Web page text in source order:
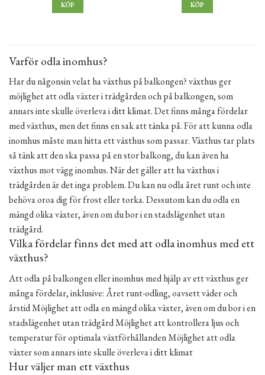
KÖP KÖP
Varför odla inomhus?
Har du någonsin velat ha växthus på balkongen? växthus ger
möjlighet att odla växter i trädgården och på balkongen, som
annars inte skulle överleva i ditt klimat. Det finns många fördelar
med växthus, men det finns en sak att tänka på. För att kunna odla
inomhus måste man hitta ett växthus som passar. Växthus tar plats
så tänk att den ska passa på en stor balkong, du kan även ha
växthus mot vägg inomhus. När det gäller att ha växthus i
trädgården är det inga problem. Du kan nu odla året runt och inte
behöva oroa dig för frost eller torka. Dessutom kan du odla en
mängd olika växter, även om du bor i en stadslägenhet utan
trädgård.
Vilka fördelar finns det med att odla inomhus med ett
växthus?
Att odla på balkongen eller inomhus med hjälp av ett växthus ger
många fördelar, inklusive: Året runt-odling, oavsett väder och
årstid Möjlighet att odla en mängd olika växter, även om du bor i en
stadslägenhet utan trädgård Möjlighet att kontrollera ljus och
temperatur för optimala växtförhållanden Möjlighet att odla
växter som annars inte skulle överleva i ditt klimat
Hur väljer man ett växthus